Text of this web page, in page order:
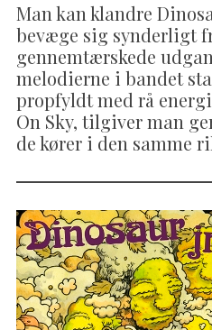
Man kan klandre
bevæge sig synderligt
gennemtærskede
melodierne i bandet
propfyldt med rå
On Sky, tilgiver man
de kører i den samme